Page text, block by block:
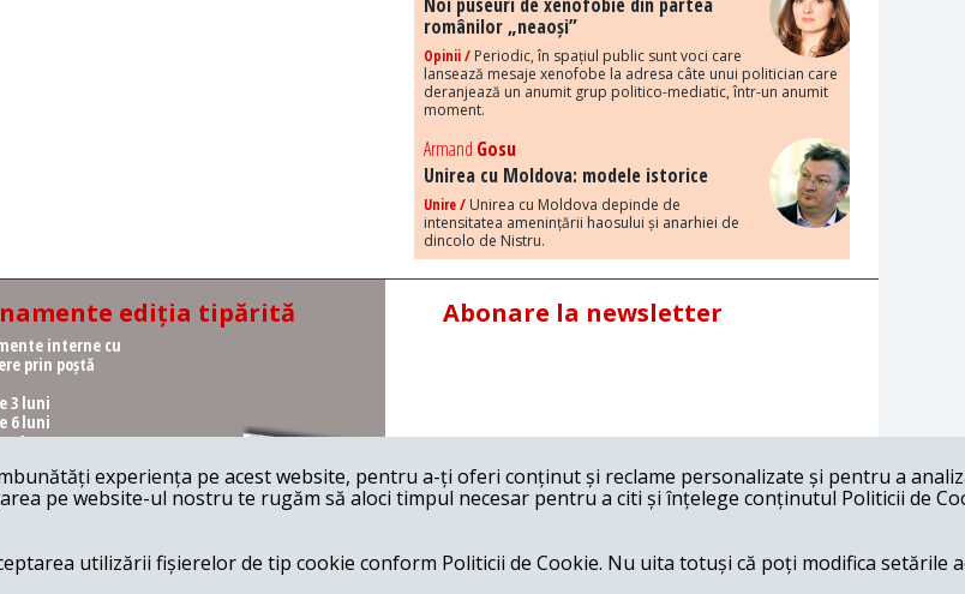
românilor „neaoși”
Opinii / Periodic, în spațiul public sunt voci care
lansează mesaje xenofobe la adresa câte unui politician care
deranjează un anumit grup politico-mediatic, într-un anumit
moment.
Armand Gosu
Unirea cu Moldova: modele istorice
Unire / Unirea cu Moldova depinde de
intensitatea amenințării haosului și anarhiei de
dincolo de Nistru.
ediția tipărită
interne cu
prin poștă
3 luni
6 luni
1 an
interne cu
de la redacție
6 luni
1 an
Abonare la newsletter
experiența pe acest website, pentru a-ți oferi conținut și reclame personalizate și pentru a
pe website-ul nostru te rugăm să aloci timpul necesar pentru a citi și înțelege conținutul Politicii de
utilizării fișierelor de tip cookie conform Politicii de Cookie. Nu uita totuși că poți modifica setările